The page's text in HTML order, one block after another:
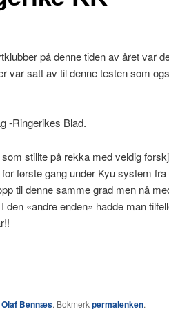
på denne tiden av året var
var satt av til denne testen som
-Ringerikes Blad.
stillte på rekka med veldig
første gang under Kyu system
til denne samme grad men nå
«andre enden» hadde man
Olaf Bennæs. Bokmerkpermalenken.